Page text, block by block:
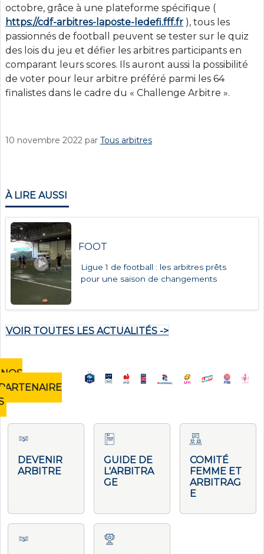
octobre, grâce à une plateforme spécifique (
https://cdf-arbitres-laposte-ledefi.fff.fr ), tous les
passionnés de football peuvent se tester sur le quiz
des lois du jeu et défier les arbitres participants en
comparant leurs scores. Ils auront aussi la possibilité
de voter pour leur arbitre préféré parmi les 64
finalistes dans le cadre du « Challenge Arbitre ».
10 novembre 2022 par Tous arbitres
À LIRE AUSSI
FOOT
Ligue 1 de football : les arbitres prêts
pour une saison de changements
VOIR TOUTES LES ACTUALITÉS ->
NOS
DEVENIR
ARBITRE
GUIDE DE
L'ARBITRA
GE
COMITÉ
FEMME ET
ARBITRAG
E